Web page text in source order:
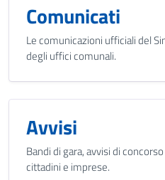
Comunicati
Le comunicazioni ufficiali del
degli uffici comunali.
Avvisi
Bandi di gara, avvisi di
cittadini e imprese.